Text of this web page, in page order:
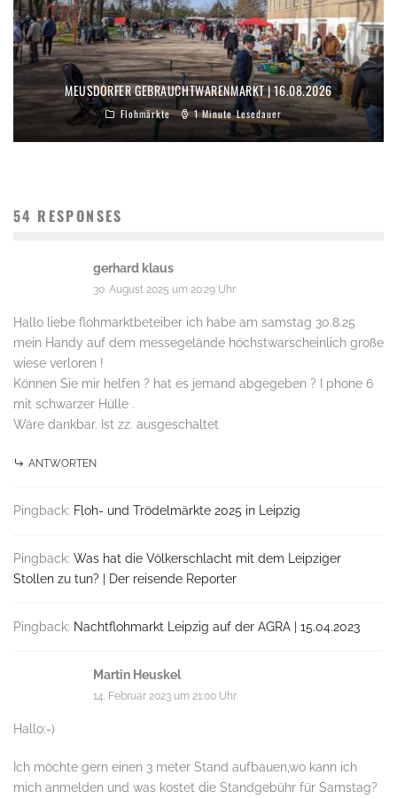
MEUSDORFER GEBRAUCHTWARENMARKT | 16.08.2026
Flohmärkte 1 Minute Lesedauer
54 RESPONSES
gerhard klaus
30. August 2025 um 20:29 Uhr
Hallo liebe flohmarktbeteiber ich habe am samstag 30.8.25
mein Handy auf dem messegelände höchstwarscheinlich große
wiese verloren !
Können Sie mir helfen ? hat es jemand abgegeben ? I phone 6
mit schwarzer Hülle .
Wäre dankbar. Ist zz. ausgeschaltet
ANTWORTEN
Pingback: Floh- und Trödelmärkte 2025 in Leipzig
Pingback: Was hat die Völkerschlacht mit dem Leipziger
Stollen zu tun? | Der reisende Reporter
Pingback: Nachtflohmarkt Leipzig auf der AGRA | 15.04.2023
Martin Heuskel
14. Februar 2023 um 21:00 Uhr
Hallo:-)
Ich möchte gern einen 3 meter Stand aufbauen,wo kann ich
mich anmelden und was kostet die Standgebühr für Samstag?